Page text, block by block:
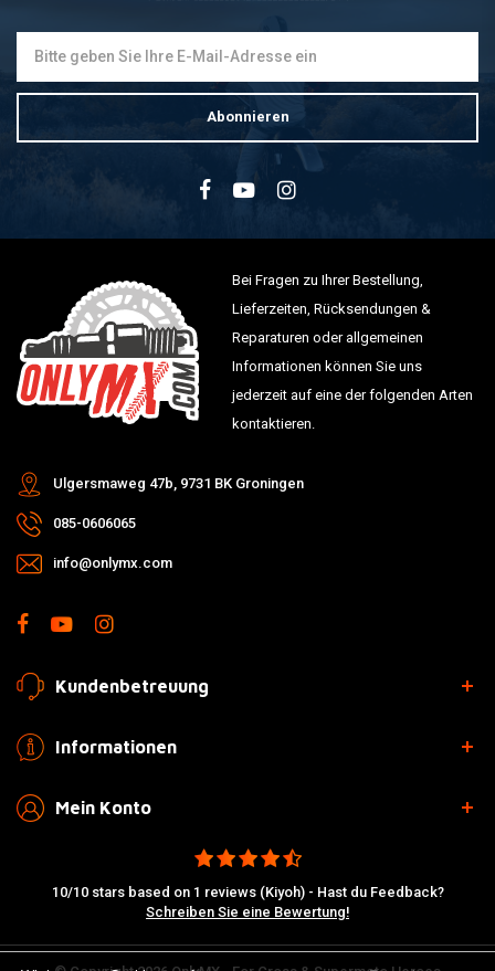
Abonnieren
Bei Fragen zu Ihrer Bestellung,
Lieferzeiten, Rücksendungen &
Reparaturen oder allgemeinen
Informationen können Sie uns
jederzeit auf eine der folgenden Arten
kontaktieren.
Ulgersmaweg 47b, 9731 BK Groningen
085-0606065
info@onlymx.com
Kundenbetreuung
Informationen
Mein Konto
10/10 stars based on 1 reviews (Kiyoh) - Hast du Feedback?
Schreiben Sie eine Bewertung!